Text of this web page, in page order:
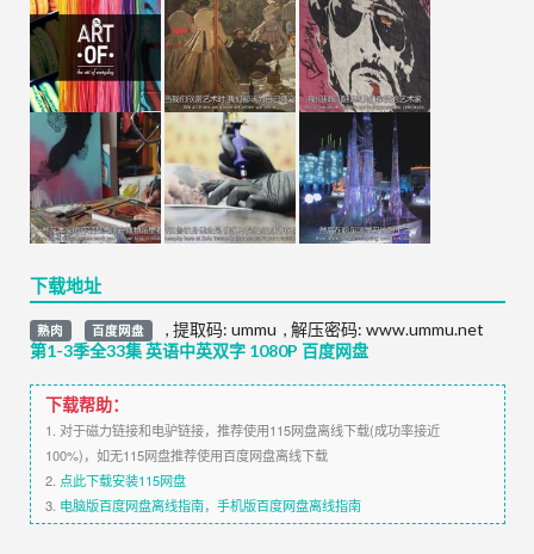
下载地址
熟肉 百度网盘
第1-3季全33集 英语中英双字 1080P 百度网盘
, 提取码: ummu , 解压密码: www.ummu.net
下载帮助：
1. 对于磁力链接和电驴链接，推荐使用115网盘离线下载(成功率接近
100%)，如无115网盘推荐使用百度网盘离线下载
2. 点此下载安装115网盘
3. 电脑版百度网盘离线指南， 手机版百度网盘离线指南